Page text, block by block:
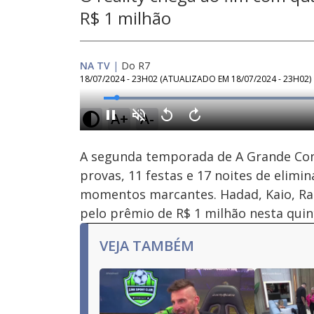
R$ 1 milhão
NA TV | Do R7
18/07/2024 - 23H02 (ATUALIZADO EM 18/07/2024 - 23H02)
A+ A-
Ativar
Som
Loaded:
46.25%
A segunda temporada de A Grande
provas, 11 festas e 17 noites de
momentos marcantes. Hadad, Kaio,
pelo prêmio de R$ 1 milhão nesta
VEJA TAMBÉM